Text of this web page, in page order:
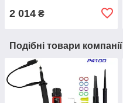
2 014 ₴
Подібні товари компанії